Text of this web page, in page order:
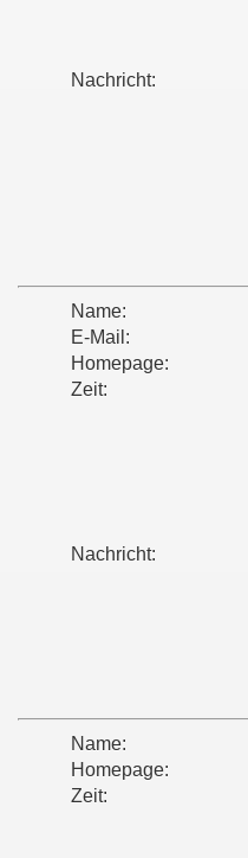
Nachricht:
Name:
E-Mail:
Homepage:
Zeit:
Nachricht:
Name:
Homepage:
Zeit: